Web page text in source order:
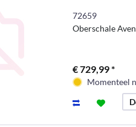
72659
Oberschale
€ 729,99 *
Momenteel